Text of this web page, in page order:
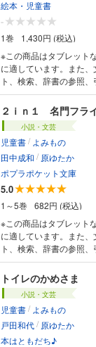
絵本・児童書
-
1巻
1,430円 (税込)
※この商品はタブレット
に適しています。また
ト、検索、辞書の参照、引用
ロリ」シリーズ(ポプラ
ーの原ゆたかが、 1975
電子書籍で復刊！ ぼくの住む町は昔、森だったんだって。 じゃあ、ぼく
の家の庭はどんなだっ
は実もなって、周りに
想像力を、色鉛筆の繊細なタッチで
『ちいさなもり』を巡
して復刊することや、
い。 イラストレーター
想の元と刊行されるまで
る、やなせたかし先生
点"に迫る内容です。 インタビュー記事見出し ・初めは電子化に抵抗感も
・「演出」することが
２ｉｎ１ 名門フラ
小説・文芸
児童書/ よみもの
田中成和 / 原ゆたか
ポプラポケット文庫
5.0
1～5巻
682円 (税込)
※この商品はタブレット
に適しています。また
ト、検索、辞書の参照、引用
している校長先生、頭
うニュートン、象に乗
つも引っ張っているア
学校のきらいな子は1人
があったらいいな――抱
門フライドチキン小学校
トイレのかめさま
小説・文芸
児童書/ よみもの
戸田和代/ 原ゆたか
本はともだち♪